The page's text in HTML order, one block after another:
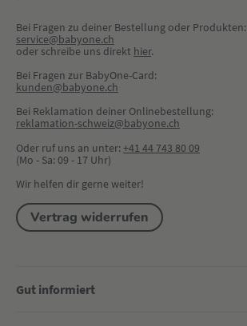
Bei Fragen zu deiner Bestellung oder Produkten:
service@babyone.ch
oder schreibe uns direkt hier.
Bei Fragen zur BabyOne-Card:
kunden@babyone.ch
Bei Reklamation deiner Onlinebestellung:
reklamation-schweiz@babyone.ch
Oder ruf uns an unter:+41 44 743 80 09
(Mo - Sa: 09 - 17 Uhr)
Wir helfen dir gerne weiter!
Vertrag widerrufen
Gut informiert